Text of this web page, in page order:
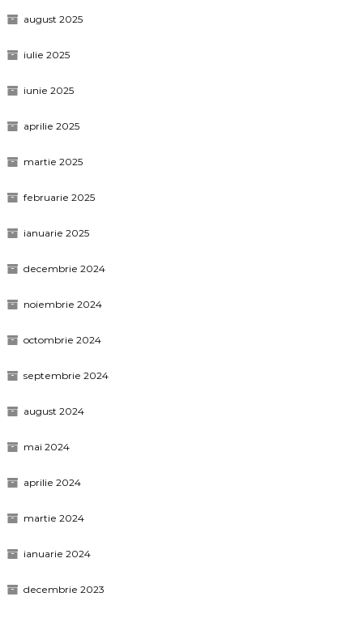
august 2025
iulie 2025
iunie 2025
aprilie 2025
martie 2025
februarie 2025
ianuarie 2025
decembrie 2024
noiembrie 2024
octombrie 2024
septembrie 2024
august 2024
mai 2024
aprilie 2024
martie 2024
ianuarie 2024
decembrie 2023